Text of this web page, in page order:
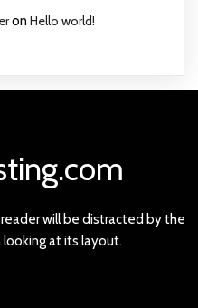
onHello world!
will be distracted by the
at its layout.